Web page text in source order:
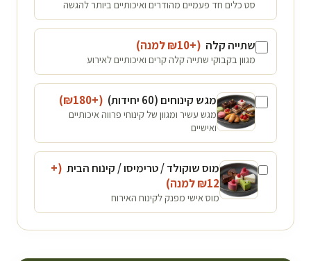
סט כלים חד פעמיים מהודרים ואיכותיים ביותר להגשה
שתייה קלה (+₪
10 למנה)
מגוון בקבוקי שתייה קלה קרים ואיכותיים לאירוע
מגש קינוחים (60 יחידות) (+₪
180
)
מגש עשיר ומגוון של קינוחי פרווה איכותיים
ואישיים
מוס שוקולד / טרימיסו / קינוח הבית (+
₪12 למנה)
מוס אישי מפנק לקינוח האירוח